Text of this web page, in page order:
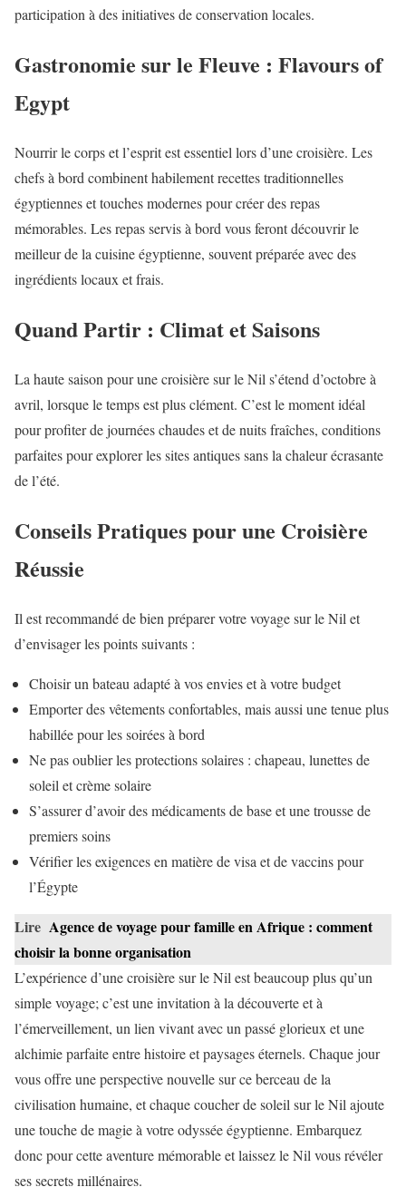
participation à des initiatives de conservation locales.
Gastronomie sur le Fleuve : Flavours of
Egypt
Nourrir le corps et l’esprit est essentiel lors d’une croisière. Les
chefs à bord combinent habilement recettes traditionnelles
égyptiennes et touches modernes pour créer des repas
mémorables. Les repas servis à bord vous feront découvrir le
meilleur de la cuisine égyptienne, souvent préparée avec des
ingrédients locaux et frais.
Quand Partir : Climat et Saisons
La haute saison pour une croisière sur le Nil s’étend d’octobre à
avril, lorsque le temps est plus clément. C’est le moment idéal
pour profiter de journées chaudes et de nuits fraîches, conditions
parfaites pour explorer les sites antiques sans la chaleur écrasante
de l’été.
Conseils Pratiques pour une Croisière
Réussie
Il est recommandé de bien préparer votre voyage sur le Nil et
d’envisager les points suivants :
Choisir un bateau adapté à vos envies et à votre budget
Emporter des vêtements confortables, mais aussi une tenue plus
habillée pour les soirées à bord
Ne pas oublier les protections solaires : chapeau, lunettes de
soleil et crème solaire
S’assurer d’avoir des médicaments de base et une trousse de
premiers soins
Vérifier les exigences en matière de visa et de vaccins pour
l’Égypte
Lire Agence de voyage pour famille en Afrique : comment
choisir la bonne organisation
L’expérience d’une croisière sur le Nil est beaucoup plus qu’un
simple voyage; c’est une invitation à la découverte et à
l’émerveillement, un lien vivant avec un passé glorieux et une
alchimie parfaite entre histoire et paysages éternels. Chaque jour
vous offre une perspective nouvelle sur ce berceau de la
civilisation humaine, et chaque coucher de soleil sur le Nil ajoute
une touche de magie à votre odyssée égyptienne. Embarquez
donc pour cette aventure mémorable et laissez le Nil vous révéler
ses secrets millénaires.